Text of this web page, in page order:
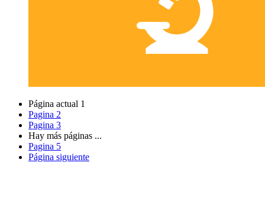
Página actual 1
Pagina 2
Pagina 3
Hay más páginas ...
Pagina 5
Página siguiente